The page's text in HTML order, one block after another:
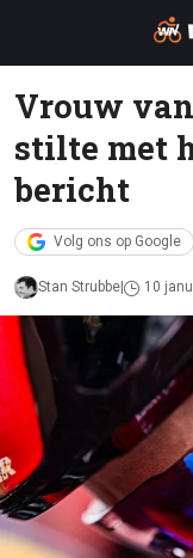
Vrouw
stilte met
bericht
Volg ons op Google
Stan Strubbe 10